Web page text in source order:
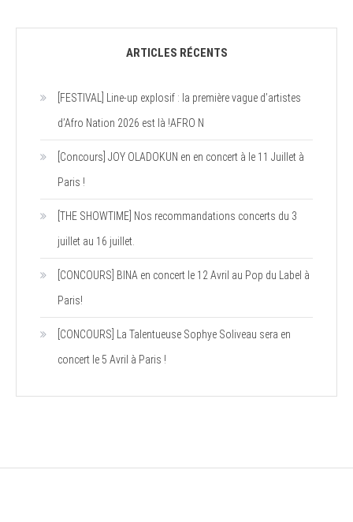
!
ARTICLES RÉCENTS
[FESTIVAL] Line-up explosif : la première vague d’artistes
d’Afro Nation 2026 est là !AFRO N
[Concours] JOY OLADOKUN en en concert à le 11 Juillet à
Paris !
[THE SHOWTIME] Nos recommandations concerts du 3
juillet au 16 juillet.
[CONCOURS] BINA en concert le 12 Avril au Pop du Label à
Paris!
[CONCOURS] La Talentueuse Sophye Soliveau sera en
concert le 5 Avril à Paris !